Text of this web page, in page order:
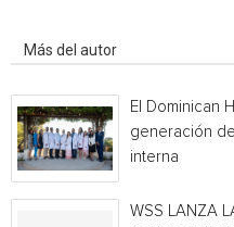
Más del autor
El Dominican
generación
interna
WSS LANZA